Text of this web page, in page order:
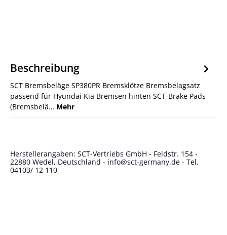
Beschreibung
SCT Bremsbeläge SP380PR Bremsklötze Bremsbelagsatz
passend für Hyundai Kia Bremsen hinten SCT-Brake Pads
(Bremsbelä… Mehr
Herstellerangaben: SCT-Vertriebs GmbH - Feldstr. 154 -
22880 Wedel, Deutschland - info@sct-germany.de - Tel.
04103/ 12 110